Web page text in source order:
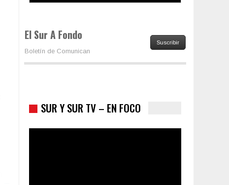
El Sur A Fondo
Suscribir
SUR Y SUR TV – EN FOCO